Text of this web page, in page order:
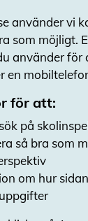
lärarstöd. Det
mycket
Regelverket
därmed blivit
insikt i
de brister som
Brister i
I årsrapporten
visat i andra
använder vi
som möjligt.
använder
en
för att:
på
så bra som
om hur